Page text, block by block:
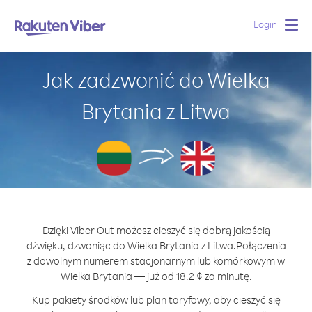
Login
Jak zadzwonić do Wielka
Brytania z Litwa
Dzięki Viber Out możesz cieszyć się dobrą jakością
dźwięku, dzwoniąc do Wielka Brytania z Litwa.Połączenia
z dowolnym numerem stacjonarnym lub komórkowym w
Wielka Brytania — już od 18.2 ¢ za minutę.
Kup pakiety środków lub plan taryfowy, aby cieszyć się